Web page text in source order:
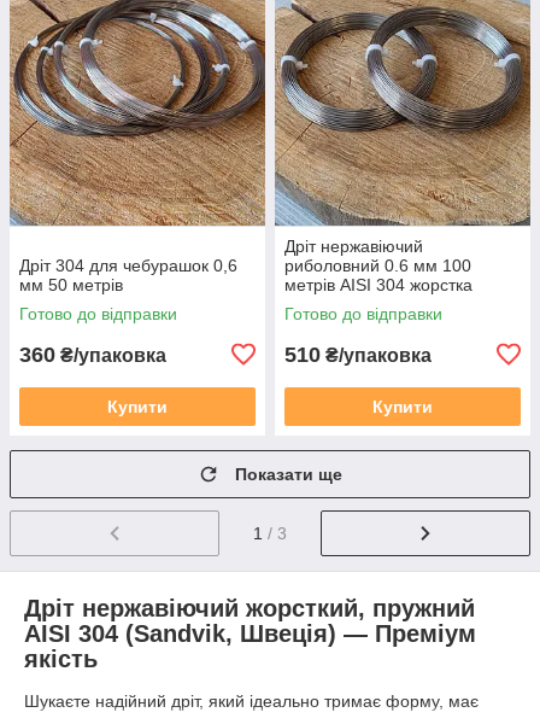
Дріт 304 для чебурашок 0,6
мм 50 метрів
Готово до відправки
360 ₴/упаковка
Купити
Дріт нержавіючий
риболовний 0.6 мм 100
метрів AISI 304 жорстка
Готово до відправки
510 ₴/упаковка
Купити
Показати ще
1 / 3
Дріт нержавіючий жорсткий, пружний
AISI 304 (Sandvik, Швеція) — Преміум
якість
Шукаєте надійний дріт, який ідеально тримає форму, має